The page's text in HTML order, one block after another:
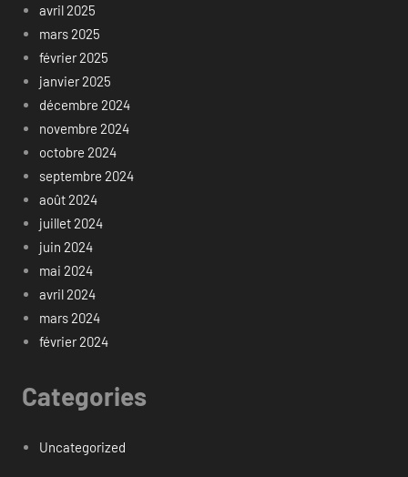
avril 2025
mars 2025
février 2025
janvier 2025
décembre 2024
novembre 2024
octobre 2024
septembre 2024
août 2024
juillet 2024
juin 2024
mai 2024
avril 2024
mars 2024
février 2024
Categories
Uncategorized